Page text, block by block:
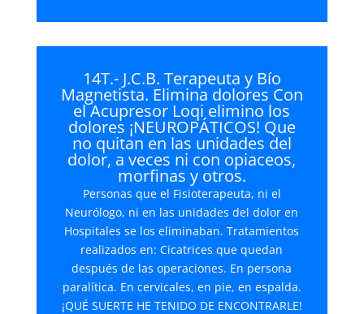
14T.- J.C.B. Terapeuta y Bío
Magnetista. Elimina dolores Con
el Acupresor Loqi elimino los
dolores ¡NEUROPÁTICOS! Que
no quitan en las unidades del
dolor, a veces ni con opiaceos,
morfinas y otros.
Personas que el Fisioterapeuta, ni el
Neurólogo, ni en las unidades del dolor en
Hospitales se los eliminaban. Tratamientos
realizados en: Cicatrices que quedan
después de las operaciones. En persona
paralítica. En cervicales, en pie, en espalda.
¡QUÉ SUERTE HE TENIDO DE ENCONTRARLE!